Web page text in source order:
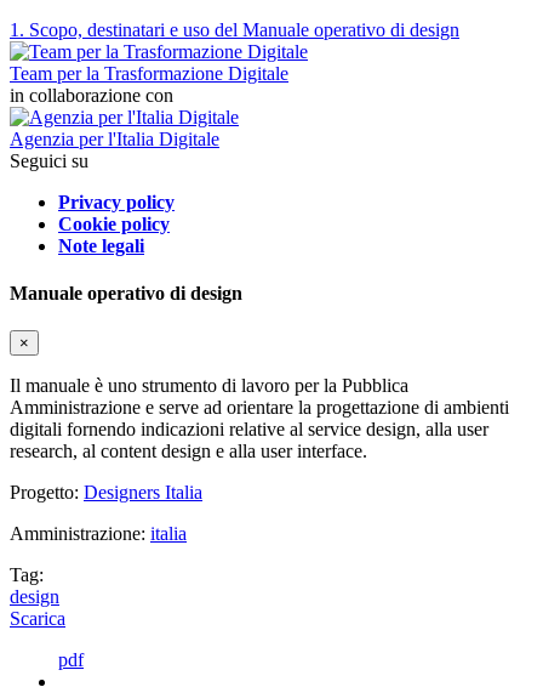
1. Scopo, destinatari e uso del Manuale operativo di design
Team per la Trasformazione Digitale
in collaborazione con
Agenzia per l'Italia Digitale
Seguici su
Privacy policy
Cookie policy
Note legali
Manuale operativo di design
×
Il manuale è uno strumento di lavoro per la Pubblica
Amministrazione e serve ad orientare la progettazione di ambienti
digitali fornendo indicazioni relative al service design, alla user
research, al content design e alla user interface.
Progetto: Designers Italia
Amministrazione: italia
Tag:
design
Scarica
pdf